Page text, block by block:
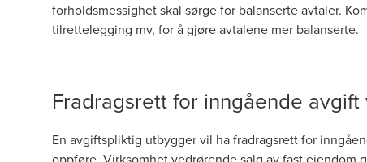
forholdsmessighet skal sørge for balanserte avtaler.
tilrettelegging mv, for å gjøre avtalene mer balanserte.
Fradragsrett for inngående
En avgiftspliktig utbygger vil ha fradragsrett for